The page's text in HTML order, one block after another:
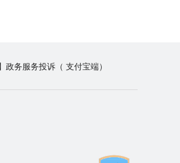
政务服务投诉（ 支付宝端）